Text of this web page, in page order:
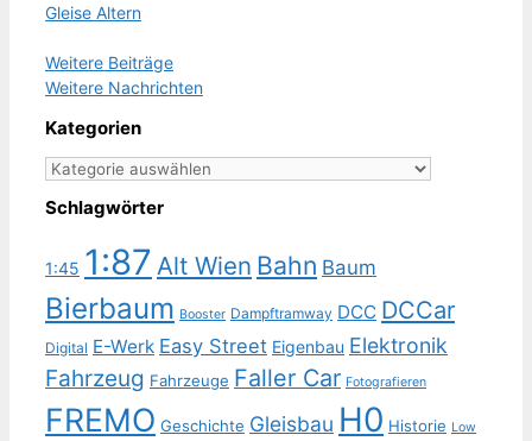
Gleise Altern
Weitere Beiträge
Weitere Nachrichten
Kategorien
Kategorien
Schlagwörter
1:45 1:87 Alt Wien Bahn Baum
Bierbaum Booster Dampftramway DCC DCCar
Digital E-Werk Easy Street Eigenbau Elektronik
Fahrzeug Fahrzeuge Faller Car Fotografieren
FREMO Geschichte Gleisbau H0 Historie Low